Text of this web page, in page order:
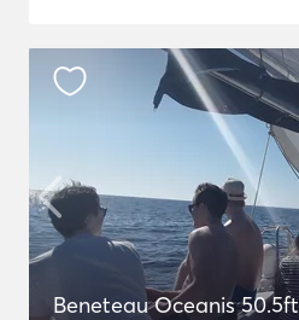
Beneteau Oceanis 50.5ft